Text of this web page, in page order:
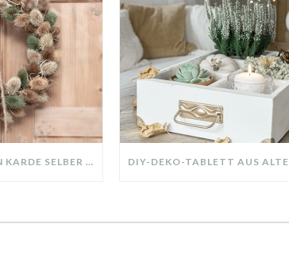
KRANZ AUS WILDEN KARDE SELBER MACHEN: HERBSTDEKO GANZ EINFACH